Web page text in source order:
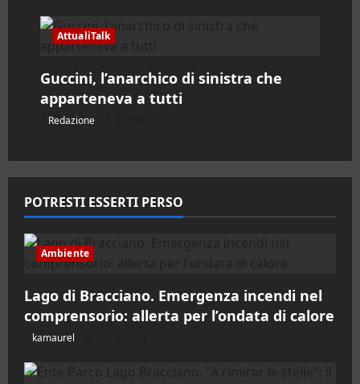
AttualiTalk
Guccini, l’anarchico di sinistra che
apparteneva a tutti
Redazione
POTRESTI ESSERTI PERSO
Ambiente
Lago di Bracciano. Emergenza incendi nel
comprensorio: allerta per l’ondata di calore
kamaurel